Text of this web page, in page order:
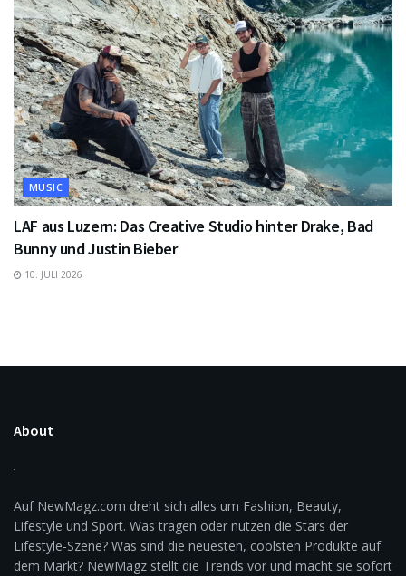
MUSIC
LAF aus Luzern: Das Creative Studio hinter Drake, Bad
Bunny und Justin Bieber
10. JULI 2026
About
Auf NewMagz.com dreht sich alles um Fashion, Beauty,
Lifestyle und Sport. Was tragen oder nutzen die Stars der
Lifestyle-Szene? Was sind die neuesten, coolsten Produkte auf
dem Markt? NewMagz stellt die Trends vor und macht sie sofort